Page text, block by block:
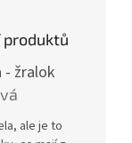
produktů
- žralok
hvězdiček.
ale je to